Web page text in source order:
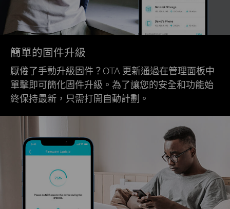
簡單的固件升級
厭倦了手動升級固件？OTA 更新通過在管理面板中
單擊即可簡化固件升級。為了讓您的安全和功能始
終保持最新，只需打開自動計劃。